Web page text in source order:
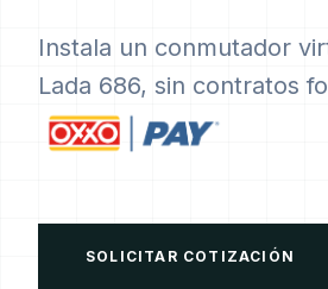
Instala un conmutador
Lada 686, sin contratos
SOLICITAR COTIZACIÓN